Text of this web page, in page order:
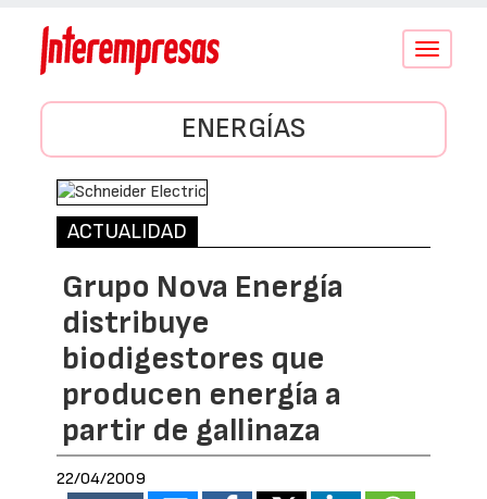
Conmutar
ENERGÍAS
ACTUALIDAD
Grupo Nova Energía
distribuye
biodigestores que
producen energía a
partir de gallinaza
22/04/2009